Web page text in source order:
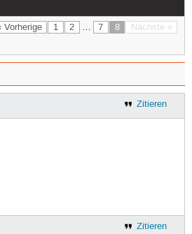
Vorherige 1 2 … 7 8 Nächste »
Zitieren
Zitieren